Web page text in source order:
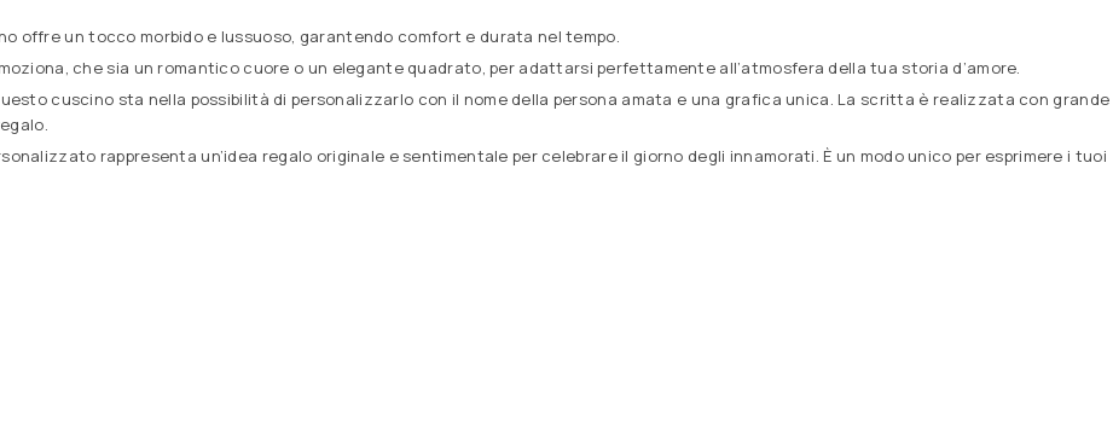
offre un tocco morbido e lussuoso, garantendo comfort e durata nel tempo.
che sia un romantico cuore o un elegante quadrato, per adattarsi perfettamente all’atmosfera della tua storia d’amore.
cuscino sta nella possibilità di personalizzarlo con il nome della persona amata e una grafica unica. La scritta è realizzata con grande
rappresenta un’idea regalo originale e sentimentale per celebrare il giorno degli innamorati. È un modo unico per esprimere i tuoi